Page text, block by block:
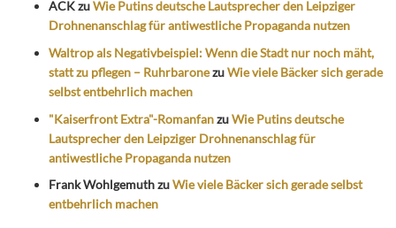
ACKzuWie Putins deutsche Lautsprecher den Leipziger
Drohnenanschlag für antiwestliche Propaganda nutzen
Waltrop als Negativbeispiel: Wenn die Stadt nur noch mäht,
statt zu pflegen – RuhrbaronezuWie viele Bäcker sich gerade
selbst entbehrlich machen
"Kaiserfront Extra"-RomanfanzuWie Putins deutsche
Lautsprecher den Leipziger Drohnenanschlag für
antiwestliche Propaganda nutzen
Frank WohlgemuthzuWie viele Bäcker sich gerade selbst
entbehrlich machen